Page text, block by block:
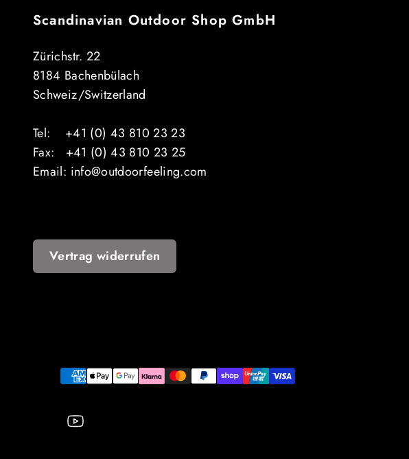
Scandinavian Outdoor Shop GmbH
Zürichstr. 22
8184 Bachenbülach
Schweiz/Switzerland
Tel: +41 (0) 43 810 23 23
Fax: +41 (0) 43 810 23 25
Email: info@outdoorfeeling.com
Vertrag widerrufen
Zahlungsarten
YouTube